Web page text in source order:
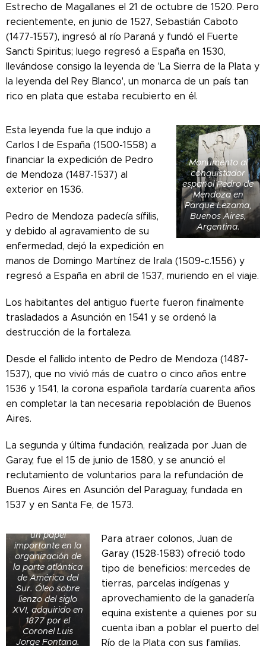
Estrecho de Magallanes el 21 de octubre de 1520. Pero
recientemente, en junio de 1527, Sebastián Caboto
(1477-1557), ingresó al río Paraná y fundó el Fuerte
Sancti Spiritus; luego regresó a España en 1530,
llevándose consigo la leyenda de 'La Sierra de la Plata y
la leyenda del Rey Blanco', un monarca de un país tan
rico en plata que estaba recubierto en él.
Monumento al
conquistador
español Pedro de
Mendoza en
Parque Lezama,
Buenos Aires,
Argentina.
Esta leyenda fue la que indujo a
Carlos I de España (1500-1558) a
financiar la expedición de Pedro
de Mendoza (1487-1537) al
exterior en 1536.
Pedro de Mendoza padecía sífilis,
y debido al agravamiento de su
enfermedad, dejó la expedición en
manos de Domingo Martínez de Irala (1509-c.1556) y
regresó a España en abril de 1537, muriendo en el viaje.
Los habitantes del antiguo fuerte fueron finalmente
trasladados a Asunción en 1541 y se ordenó la
destrucción de la fortaleza.
Desde el fallido intento de Pedro de Mendoza (1487-
1537), que no vivió más de cuatro o cinco años entre
1536 y 1541, la corona española tardaría cuarenta años
en completar la tan necesaria repoblación de Buenos
Aires.
La segunda y última fundación, realizada por Juan de
Garay, fue el 15 de junio de 1580, y se anunció el
reclutamiento de voluntarios para la refundación de
Buenos Aires en Asunción del Paraguay, fundada en
1537 y en Santa Fe, de 1573.
Retrato del
conquistador
español Juan de
un papel
importante en la
organización de
la parte atlántica
de América del
Sur. Óleo sobre
lienzo del siglo
XVI, adquirido en
1877 por el
Coronel Luis
Jorge Fontana.
Para atraer colonos, Juan de
Garay (1528-1583) ofreció todo
tipo de beneficios: mercedes de
tierras, parcelas indígenas y
aprovechamiento de la ganadería
equina existente a quienes por su
cuenta iban a poblar el puerto del
Río de la Plata con sus familias,